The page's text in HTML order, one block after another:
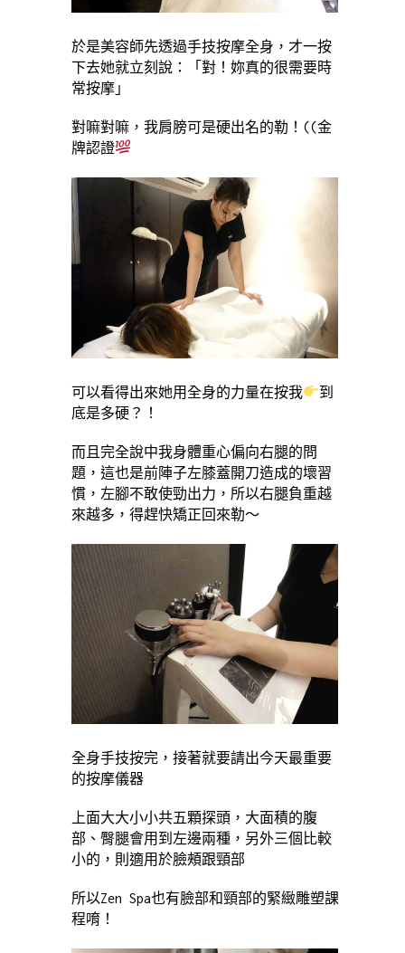
於是美容師先透過手技按摩全身，才一按
下去她就立刻說：「對！妳真的很需要時
常按摩」
對嘛對嘛，我肩膀可是硬出名的勒！((金
牌認證
可以看得出來她用全身的力量在按我
到
底是多硬？！
而且完全說中我身體重心偏向右腿的問
題，這也是前陣子左膝蓋開刀造成的壞習
慣，左腳不敢使勁出力，所以右腿負重越
來越多，得趕快矯正回來勒～
全身手技按完，接著就要請出今天最重要
的按摩儀器
上面大大小小共五顆探頭，大面積的腹
部、臀腿會用到左邊兩種，另外三個比較
小的，則適用於臉頰跟頸部
所以Zen Spa也有臉部和頸部的緊緻雕塑課
程唷！